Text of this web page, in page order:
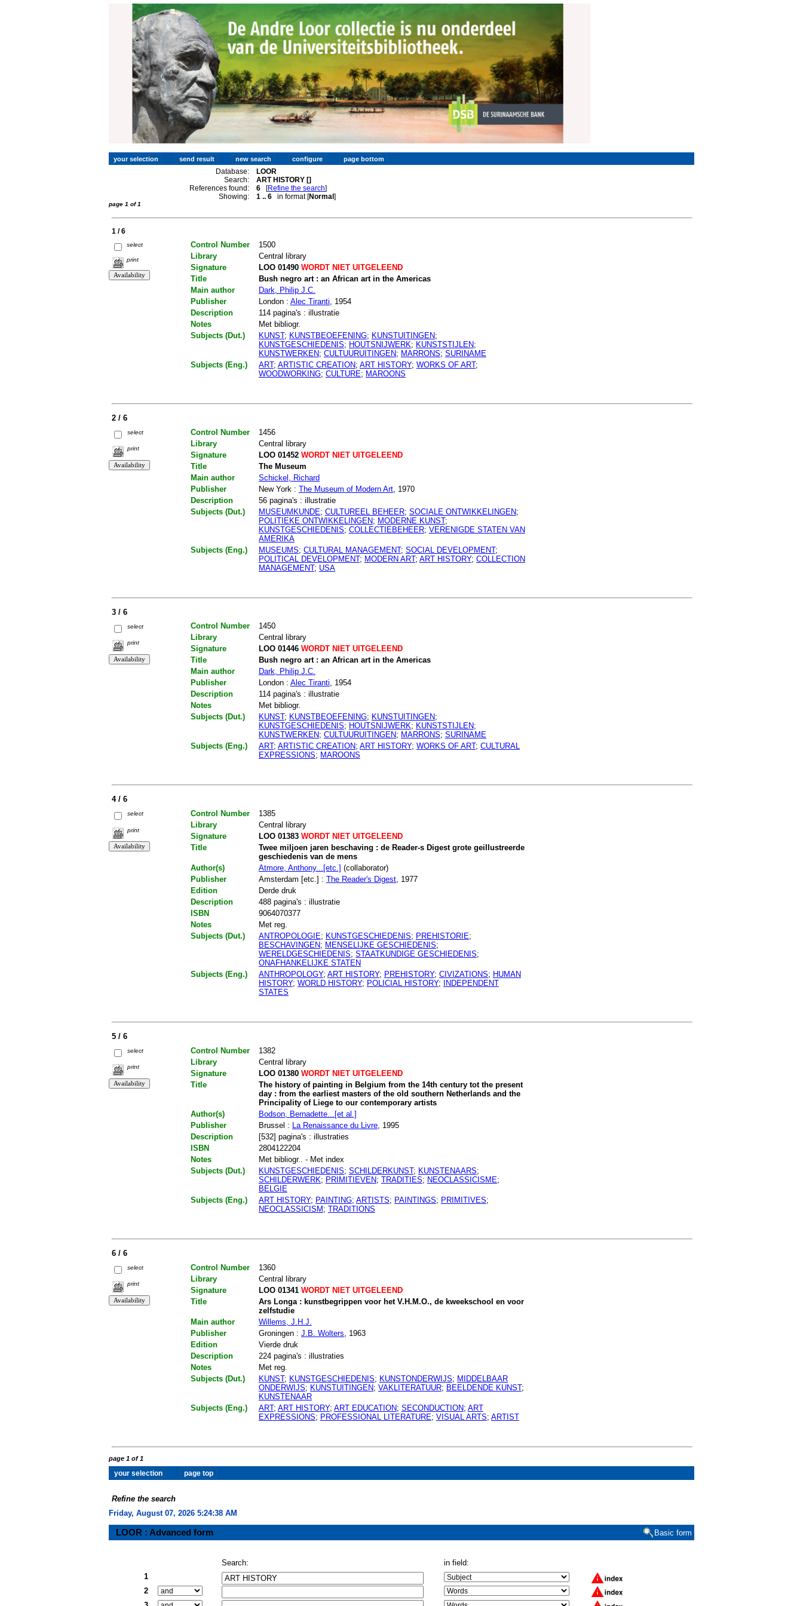
Database:
LOOR
Search:
ART HISTORY []
References found:
6 [Refine the search]
Showing:
1 .. 6 in format [Normal]
page 1 of 1
1 / 6
select
print
Control Number
1500
Library
Central library
Signature
LOO 01490WORDT NIET UITGELEEND
Title
Bush negro art : an African art in the Americas
Main author
Dark, Philip J.C.
Publisher
London : Alec Tiranti , 1954
Description
114 pagina's : illustratie
Notes
Met bibliogr.
Subjects (Dut.)
KUNST; KUNSTBEOEFENING; KUNSTUITINGEN;
KUNSTGESCHIEDENIS; HOUTSNIJWERK; KUNSTSTIJLEN;
KUNSTWERKEN; CULTUURUITINGEN; MARRONS; SURINAME
Subjects (Eng.)
ART; ARTISTIC CREATION; ART HISTORY; WORKS OF ART;
WOODWORKING; CULTURE; MAROONS
2 / 6
select
print
Control Number
1456
Library
Central library
Signature
LOO 01452WORDT NIET UITGELEEND
Title
The Museum
Main author
Schickel, Richard
Publisher
New York : The Museum of Modern Art, 1970
Description
56 pagina's : illustratie
Subjects (Dut.)
MUSEUMKUNDE; CULTUREEL BEHEER; SOCIALE ONTWIKKELINGEN;
POLITIEKE ONTWIKKELINGEN; MODERNE KUNST;
KUNSTGESCHIEDENIS; COLLECTIEBEHEER; VERENIGDE STATEN VAN
AMERIKA
Subjects (Eng.)
MUSEUMS; CULTURAL MANAGEMENT; SOCIAL DEVELOPMENT;
POLITICAL DEVELOPMENT; MODERN ART; ART HISTORY; COLLECTION
MANAGEMENT; USA
3 / 6
select
print
Control Number
1450
Library
Central library
Signature
LOO 01446WORDT NIET UITGELEEND
Title
Bush negro art : an African art in the Americas
Main author
Dark, Philip J.C.
Publisher
London : Alec Tiranti, 1954
Description
114 pagina's : illustratie
Notes
Met bibliogr.
Subjects (Dut.)
KUNST; KUNSTBEOEFENING; KUNSTUITINGEN;
KUNSTGESCHIEDENIS; HOUTSNIJWERK; KUNSTSTIJLEN;
KUNSTWERKEN; CULTUURUITINGEN; MARRONS; SURINAME
Subjects (Eng.)
ART; ARTISTIC CREATION; ART HISTORY; WORKS OF ART; CULTURAL
EXPRESSIONS; MAROONS
4 / 6
select
print
Control Number
1385
Library
Central library
Signature
LOO 01383WORDT NIET UITGELEEND
Title
Twee miljoen jaren beschaving : de Reader-s Digest grote geillustreerde
geschiedenis van de mens
Author(s)
Atmore, Anthony...[etc.] (collaborator)
Publisher
Amsterdam [etc.] : The Reader's Digest, 1977
Edition
Derde druk
Description
488 pagina's : illustratie
ISBN
9064070377
Notes
Met reg.
Subjects (Dut.)
ANTROPOLOGIE; KUNSTGESCHIEDENIS; PREHISTORIE;
BESCHAVINGEN; MENSELIJKE GESCHIEDENIS;
WERELDGESCHIEDENIS; STAATKUNDIGE GESCHIEDENIS;
ONAFHANKELIJKE STATEN
Subjects (Eng.)
ANTHROPOLOGY; ART HISTORY; PREHISTORY; CIVIZATIONS; HUMAN
HISTORY; WORLD HISTORY; POLICIAL HISTORY;
INDEPENDENT
STATES
5 / 6
select
print
Control Number
1382
Library
Central library
Signature
LOO 01380WORDT NIET UITGELEEND
Title
The history of painting in Belgium from the 14th century tot the present
day : from the earliest masters of the old southern Netherlands and the
Principality of Liege to our contemporary artists
Author(s)
Bodson, Bernadette...[et al.]
Publisher
Brussel : La Renaissance du Livre, 1995
Description
[532] pagina's : illustraties
ISBN
2804122204
Notes
Met bibliogr.. - Met index
Subjects (Dut.)
KUNSTGESCHIEDENIS; SCHILDERKUNST; KUNSTENAARS;
SCHILDERWERK; PRIMITIEVEN; TRADITIES; NEOCLASSICISME;
BELGIE
Subjects (Eng.)
ART HISTORY; PAINTING; ARTISTS; PAINTINGS; PRIMITIVES;
NEOCLASSICISM ; TRADITIONS
6 / 6
select
print
Control Number
1360
Library
Central library
Signature
LOO 01341WORDT NIET UITGELEEND
Title
Ars Longa : kunstbegrippen voor het V.H.M.O., de kweekschool en voor
zelfstudie
Main author
Willems, J.H.J.
Publisher
Groningen : J.B. Wolters , 1963
Edition
Vierde druk
Description
224 pagina's : illustraties
Notes
Met reg.
Subjects (Dut.)
KUNST; KUNSTGESCHIEDENIS; KUNSTONDERWIJS; MIDDELBAAR
ONDERWIJS; KUNSTUITINGEN; VAKLITERATUUR; BEELDENDE KUNST;
KUNSTENAAR
Subjects (Eng.)
ART; ART HISTORY; ART EDUCATION; SECONDUCTION; ART
EXPRESSIONS; PROFESSIONAL LITERATURE; VISUAL ARTS; ARTIST
page 1 of 1
Refine the search
Friday, August 07, 2026 5:24:38 AM
LOOR : Advanced form Basic form
Search:
in field:
1
2